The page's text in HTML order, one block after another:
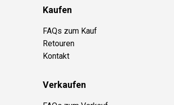
Kaufen
FAQs zum Kauf
Retouren
Kontakt
Verkaufen